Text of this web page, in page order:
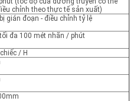
chỉnh theo thực tế sản xuất)
gián đoạn - điều chỉnh tỷ lệ
đa 100 mét nhãn / phút
/ H